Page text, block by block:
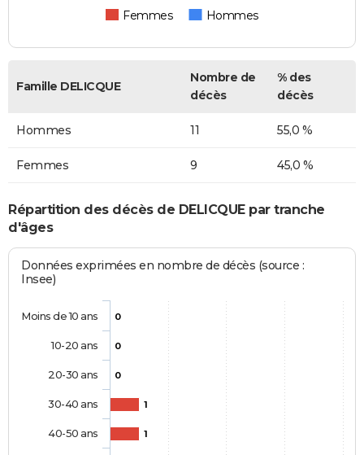
Femmes Hommes
Famille DELICQUE
Nombre de
décès
% des
décès
Hommes 11 55,0 %
Femmes 9 45,0 %
Répartition des décès de DELICQUE par tranche
d'âges
Données exprimées en nombre de décès (source :
Insee)
0
0
0
1
1
Moins de 10 ans
10-20 ans
20-30 ans
30-40 ans
40-50 ans